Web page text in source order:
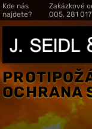
Kde nás
najdete?
Zakázkové
005, 281
OCHRANA